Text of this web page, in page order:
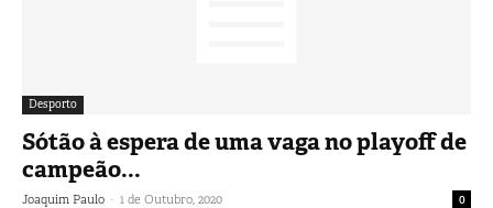
Desporto
Sótão à espera de uma vaga no playoff de
campeão...
Joaquim Paulo - 1 de Outubro, 2020 0